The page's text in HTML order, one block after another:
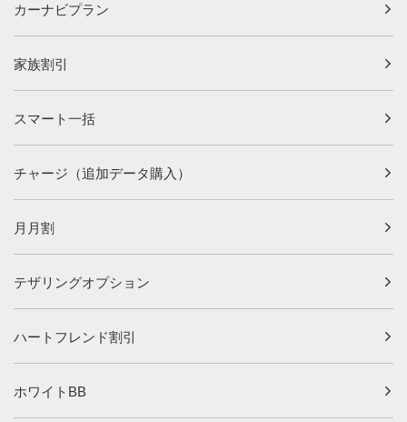
カーナビプラン
家族割引
スマート一括
チャージ（追加データ購入）
月月割
テザリングオプション
ハートフレンド割引
ホワイトBB